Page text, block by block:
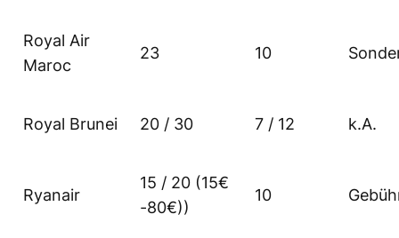
Royal Air
Maroc
23 10
Royal Brunei 20 / 30 7 / 12 k.A.
Ryanair
15 / 20 (15€
-80€))
10